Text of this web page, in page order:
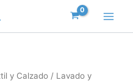
y Calzado / Lavado y